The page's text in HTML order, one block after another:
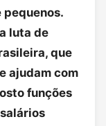
pequenos.
luta de
que
ajudam com
funções